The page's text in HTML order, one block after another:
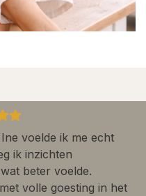
voelde ik me echt
ik inzichten
beter voelde.
volle goesting in het